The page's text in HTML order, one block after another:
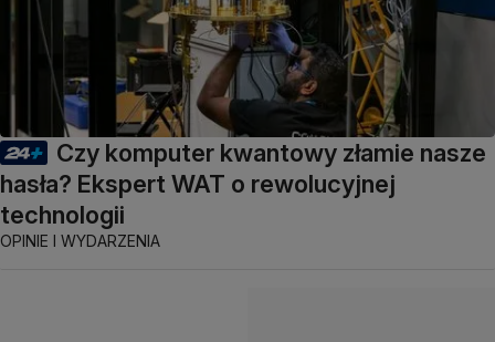
Czy komputer kwantowy złamie nasze
hasła? Ekspert WAT o rewolucyjnej
technologii
OPINIE I WYDARZENIA